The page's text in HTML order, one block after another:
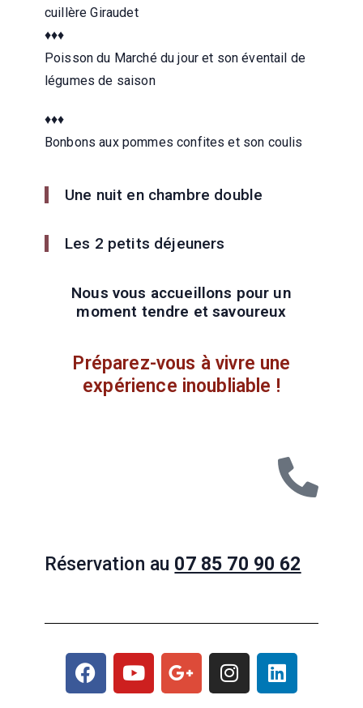
cuillère Giraudet
♦♦♦
Poisson du Marché du jour et son éventail de
légumes de saison
♦♦♦
Bonbons aux pommes confites et son coulis
Une nuit en chambre double
Les 2 petits déjeuners
Nous vous accueillons pour un
moment tendre et savoureux
Préparez-vous à vivre une
expérience inoubliable !
Réservation au 07 85 70 90 62